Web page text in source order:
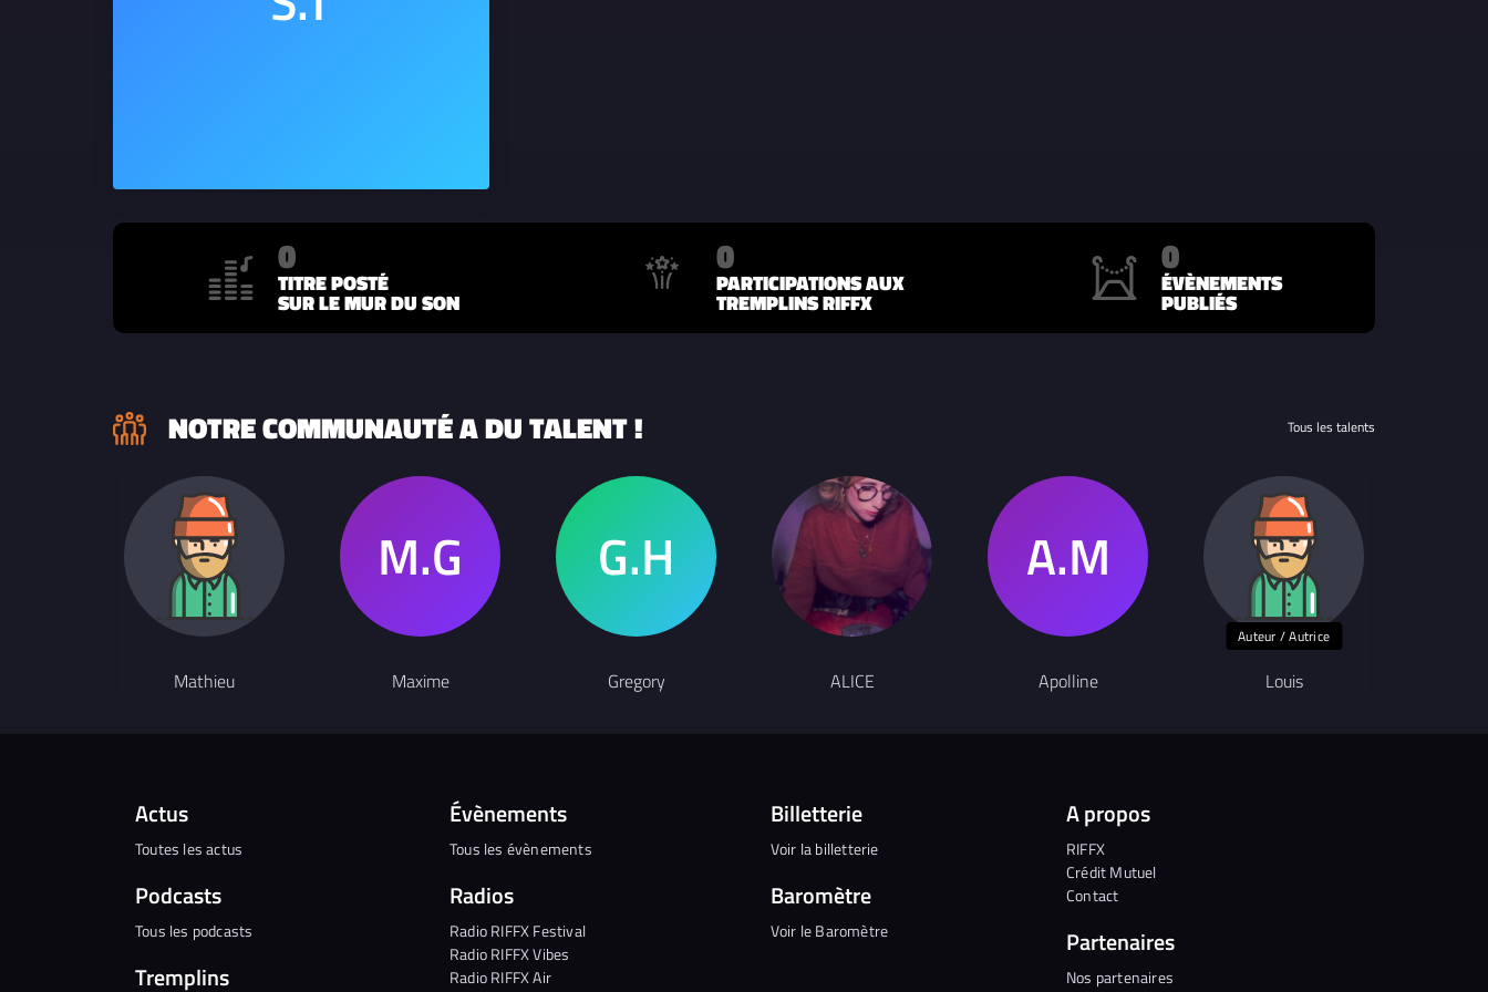
0
TITRE POSTÉ
SUR LE MUR DU SON
0
PARTICIPATIONS AUX
TREMPLINS RIFFX
0
ÉVÈNEMENTS
PUBLIÉS
NOTRE COMMUNAUTÉ A DU TALENT ! Tous les talents
Mathieu Maxime Gregory ALICE Apolline
Auteur / Autrice
Louis
Actus
Toutes les actus
Podcasts
Tous les podcasts
Tremplins
Évènements
Tous les évènements
Radios
Radio RIFFX Festival
Radio RIFFX Vibes
Radio RIFFX Air
Billetterie
Voir la billetterie
Baromètre
Voir le Baromètre
A propos
RIFFX
Crédit Mutuel
Contact
Partenaires
Nos partenaires